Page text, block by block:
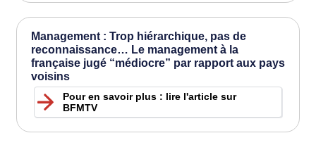
Management : Trop hiérarchique, pas de
reconnaissance… Le management à la
française jugé “médiocre” par rapport aux pays
voisins
Pour en savoir plus : lire l'article sur
BFMTV